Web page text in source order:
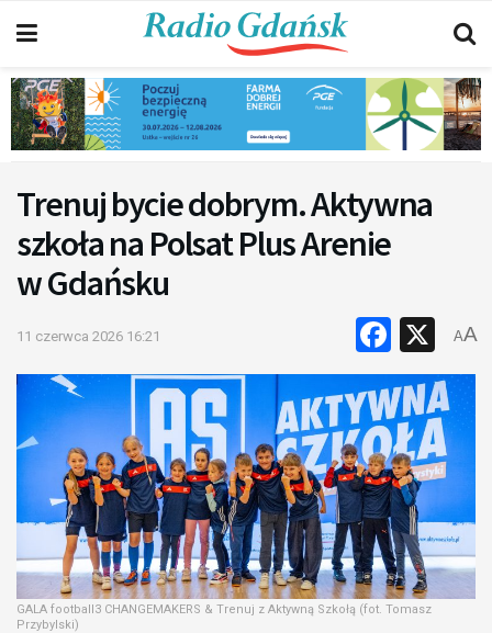
Trenuj bycie dobrym. Aktywna
szkoła na Polsat Plus Arenie
w Gdańsku
11 czerwca 2026 16:21 X
AA
GALA football3 CHANGEMAKERS & Trenuj z Aktywną Szkołą (fot. Tomasz
Przybylski)